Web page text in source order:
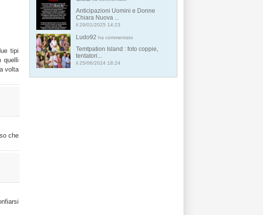
tipi
quelli
volta
che
Anticipazioni Uomini e Donne
Chiara Nuova ...
il 29/01/2025 14:23
Ludo92 ha commentato
Temtpation Island : foto coppie,
tentatori...
il 25/06/2024 18:24